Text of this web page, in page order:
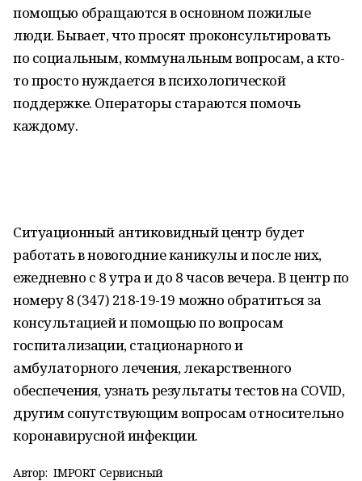
помощью обращаются в основном пожилые
люди. Бывает, что просят проконсультировать
по социальным, коммунальным вопросам, а кто-
то просто нуждается в психологической
поддержке. Операторы стараются помочь
каждому.
Ситуационный антиковидный центр будет
работать в новогодние каникулы и после них,
ежедневно с 8 утра и до 8 часов вечера. В центр по
номеру 8 (347) 218-19-19 можно обратиться за
консультацией и помощью по вопросам
госпитализации, стационарного и
амбулаторного лечения, лекарственного
обеспечения, узнать результаты тестов на COVID,
другим сопутствующим вопросам относительно
коронавирусной инфекции.
Автор: IMPORT Сервисный